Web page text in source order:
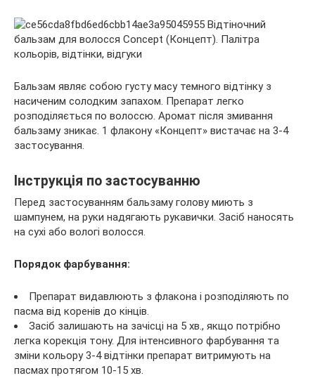
Бальзам являє собою густу масу темного відтінку з
насиченим солодким запахом. Препарат легко
розподіляється по волоссю. Аромат після змивання
бальзаму зникає. 1 флакону «Концепт» вистачає на 3-4
застосування.
Інструкція по застосуванню
Перед застосуванням бальзаму голову миють з
шампунем, на руки надягають рукавички. Засіб наносять
на сухі або вологі волосся.
Порядок фарбування:
Препарат видавлюють з флакона і розподіляють по
пасма від коренів до кінців.
Засіб залишають на зачісці на 5 хв., якщо потрібно
легка корекція тону. Для інтенсивного фарбування та
зміни кольору 3-4 відтінки препарат витримують на
пасмах протягом 10-15 хв.